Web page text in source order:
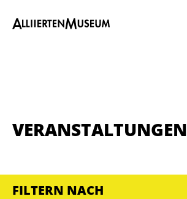
VERANSTALTUNGEN
FILTERN NACH